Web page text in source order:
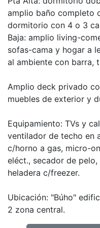
amplio baño completo
dormitorio con 4 o 3
Baja: amplio living-
sofas-cama y hogar a
al ambiente con barra,
Amplio deck privado
muebles de exterior y
Equipamiento: TVs y
ventilador de techo en
c/horno a gas, micro-
eléct., secador de
heladera c/freezer.
Ubicación: "Búho"
2 zona central.